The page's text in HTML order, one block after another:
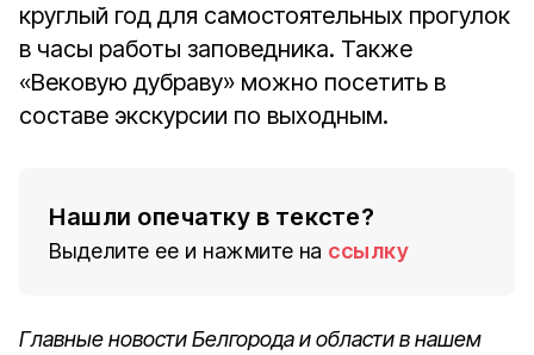
круглый год для самостоятельных прогулок
в часы работы заповедника. Также
«Вековую дубраву» можно посетить в
составе экскурсии по выходным.
Нашли опечатку в тексте?
Выделите ее и нажмите на ссылку
Главные новости Белгорода и области в нашем